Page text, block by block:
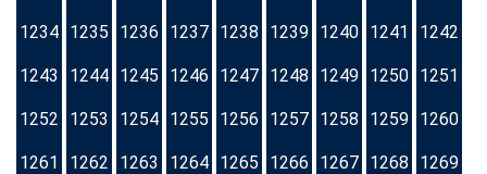
1234 1235 1236 1237 1238 1239 1240 1241 1242
1243 1244 1245 1246 1247 1248 1249 1250 1251
1252 1253 1254 1255 1256 1257 1258 1259 1260
1261 1262 1263 1264 1265 1266 1267 1268 1269